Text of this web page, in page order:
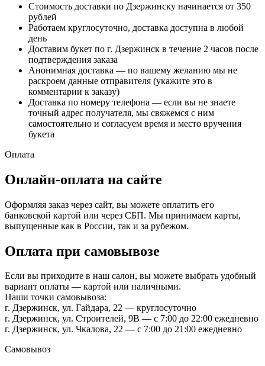
Стоимость доставки по Дзержинску начинается от 350
рублей
Работаем круглосуточно, доставка доступна в любой
день
Доставим букет по г. Дзержинск в течение 2 часов после
подтверждения заказа
Анонимная доставка — по вашему желанию мы не
раскроем данные отправителя (укажите это в
комментарии к заказу)
Доставка по номеру телефона — если вы не знаете
точный адрес получателя, мы свяжемся с ним
самостоятельно и согласуем время и место вручения
букета
Оплата
Онлайн-оплата на сайте
Оформляя заказ через сайт, вы можете оплатить его
банковской картой или через СБП. Мы принимаем карты,
выпущенные как в России, так и за рубежом.
Оплата при самовывозе
Если вы приходите в наш салон, вы можете выбрать удобный
вариант оплаты — картой или наличными.
Наши точки самовывоза:
г. Дзержинск, ул. Гайдара, 22 — круглосуточно
г. Дзержинск, ул. Строителей, 9В — с 7:00 до 22:00 ежедневно
г. Дзержинск, ул. Чкалова, 22 — с 7:00 до 21:00 ежедневно
Самовывоз